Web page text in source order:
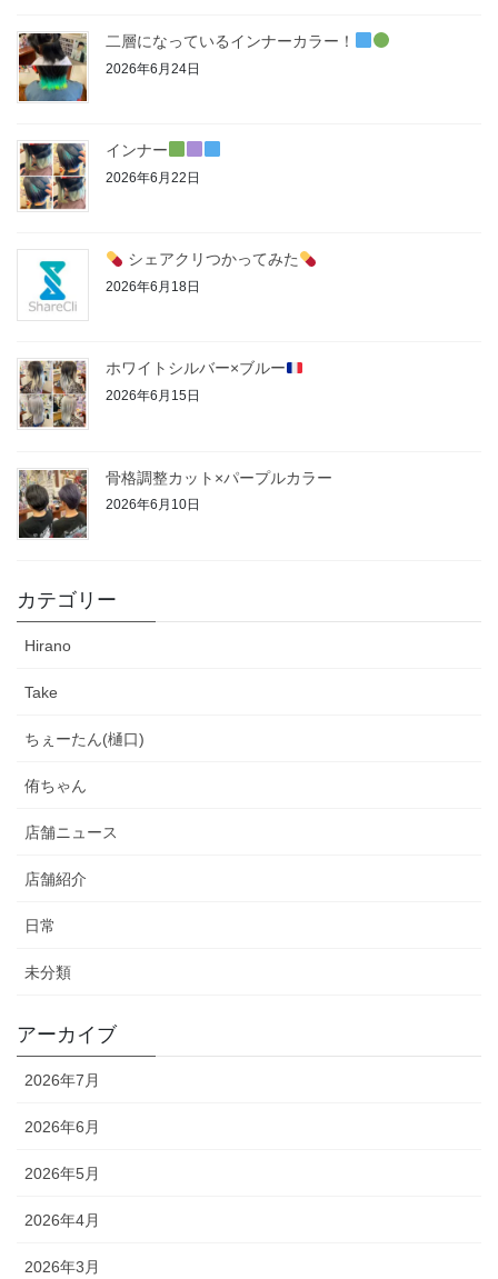
二層になっているインナーカラー！
2026年6月24日
インナー
2026年6月22日
シェアクリつかってみた
2026年6月18日
ホワイトシルバー×ブルー
2026年6月15日
骨格調整カット×パープルカラー
2026年6月10日
カテゴリー
Hirano
Take
ちぇーたん(樋口)
侑ちゃん
店舗ニュース
店舗紹介
日常
未分類
アーカイブ
2026年7月
2026年6月
2026年5月
2026年4月
2026年3月